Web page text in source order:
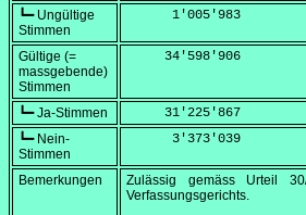
┗━ Ungültige
Stimmen
      1'005'983
Gültige (=
massgebende)
Stimmen
     34'598'906
┗━ Ja-Stimmen
     31'225'867
┗━ Nein-
Stimmen
      3'373'039
Bemerkungen Zulässig gemäss Urteil
Verfassungsgerichts.